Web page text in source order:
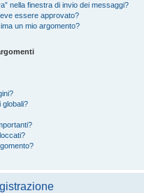
nella finestra di invio dei messaggi?
essere approvato?
un mio argomento?
globali?